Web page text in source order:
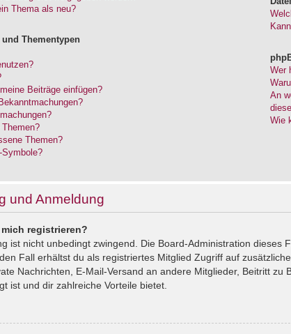
Thema als neu?
Thementypen
Beiträge einfügen?
Themen?
Wer
An
Wie
und Anmeldung
registrieren?
ist nicht unbedingt zwingend. Die Board-Administration
Fall erhältst du als registriertes Mitglied Zugriff auf
Nachrichten, E-Mail-Versand an andere Mitglieder, Beitritt
ist und dir zahlreiche Vorteile bietet.